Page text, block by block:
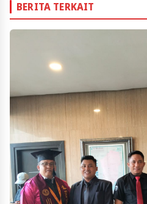
BERITA TERKAIT